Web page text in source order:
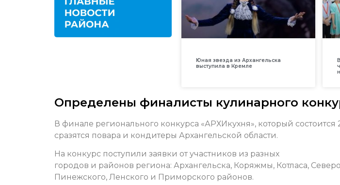
Юная звезда из Архангельска
выступила в Кремле
Определены финалисты кулинарного
В финале регионального конкурса «АРХИкухня», который состоится
сразятся повара и кондитеры Архангельской области.
На конкурс поступили заявки от участников из разных
городов и районов региона: Архангельска, Коряжмы, Котласа,
Пинежского, Ленского и Приморского районов.